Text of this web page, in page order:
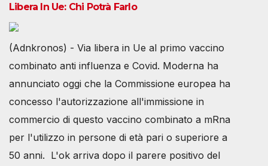
Libera In Ue: Chi Potrà Farlo
(Adnkronos) - Via libera in Ue al primo vaccino
combinato anti influenza e Covid. Moderna ha
annunciato oggi che la Commissione europea ha
concesso l'autorizzazione all'immissione in
commercio di questo vaccino combinato a mRna
per l'utilizzo in persone di età pari o superiore a
50 anni. L'ok arriva dopo il parere positivo del